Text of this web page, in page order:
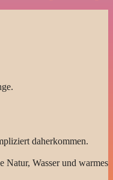
daherkommen.
Wasser und warmes